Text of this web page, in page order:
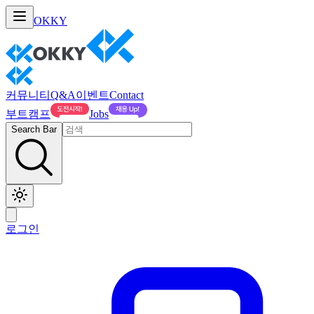
OKKY
커뮤니티 Q&A이벤트Contact
부트캠프
Jobs
Search Bar
로그인